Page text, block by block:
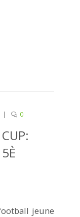
| 0
jeune